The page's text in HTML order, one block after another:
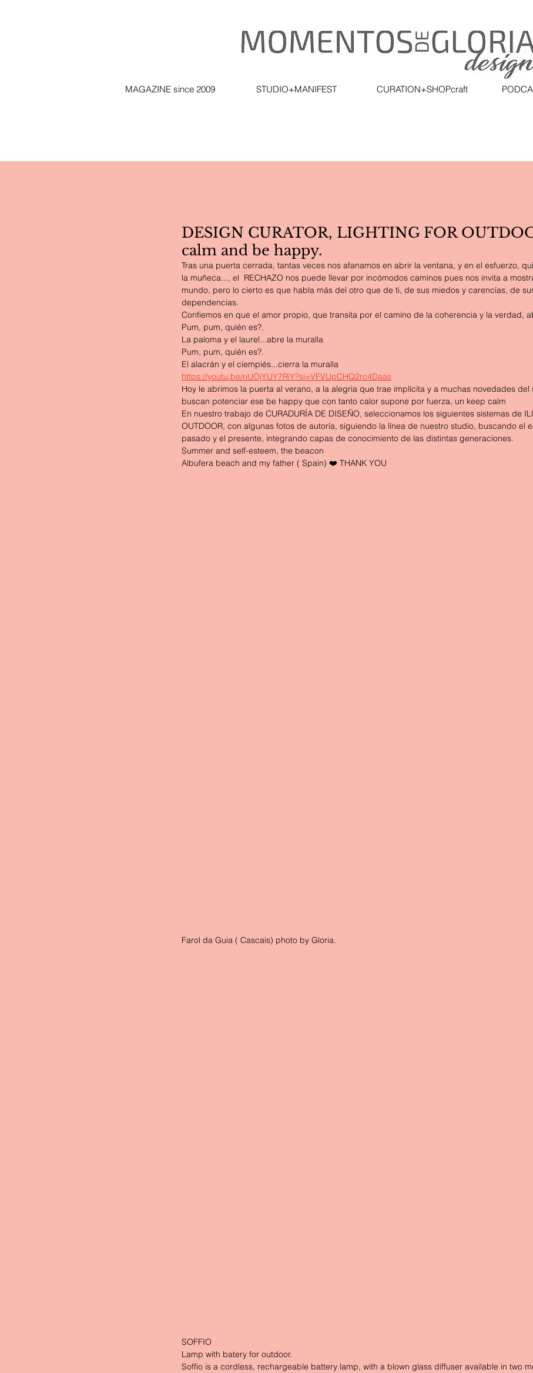
MAGAZINE since 2009 STUDIO+MANIFEST CURATION+SHOPcraft
DESIGN CURATOR, LIGHTING FOR
calm and be happy.
Tras una puerta cerrada, tantas veces nos afanamos en abrir la ventana, y en el esfuerzo,
la muñeca..., el  RECHAZO nos puede llevar por incómodos caminos pues nos invita a
mundo, pero lo cierto es que habla más del otro que de ti, de sus miedos y carencias, de
dependencias.
Confiemos en que el amor propio, que transita por el camino de la coherencia y la verdad,
Pum, pum, quién es?.
La paloma y el laurel...abre la muralla
Pum, pum, quién es?.
El alacrán y el ciempiés...cierra la muralla
https://youtu.be/nUOjYUY7RiY?si=VFVUpCHQ2rc4Daas
Hoy le abrimos la puerta al verano, a la alegria que trae implícita y a muchas novedades
buscan potenciar ese be happy que con tanto calor supone por fuerza, un keep calm
En nuestro trabajo de CURADURÍA DE DISEÑO, seleccionamos los siguientes sistemas de
OUTDOOR, con algunas fotos de autoría, siguiendo la línea de nuestro studio, buscando el
pasado y el presente, integrando capas de conocimiento de las distintas generaciones.
Summer and self-esteem, the beacon
Albufera beach and my father ( Spain) ❤️ THANK YOU
Farol da Guia ( Cascais) photo by Gloria.
SOFFIO
Lamp with batery for outdoor.
Soffio is a cordless, rechargeable battery lamp, with a blown glass diffuser available in two